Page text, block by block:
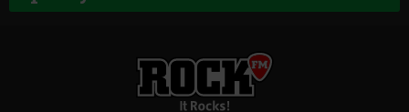
Magic Classic Music